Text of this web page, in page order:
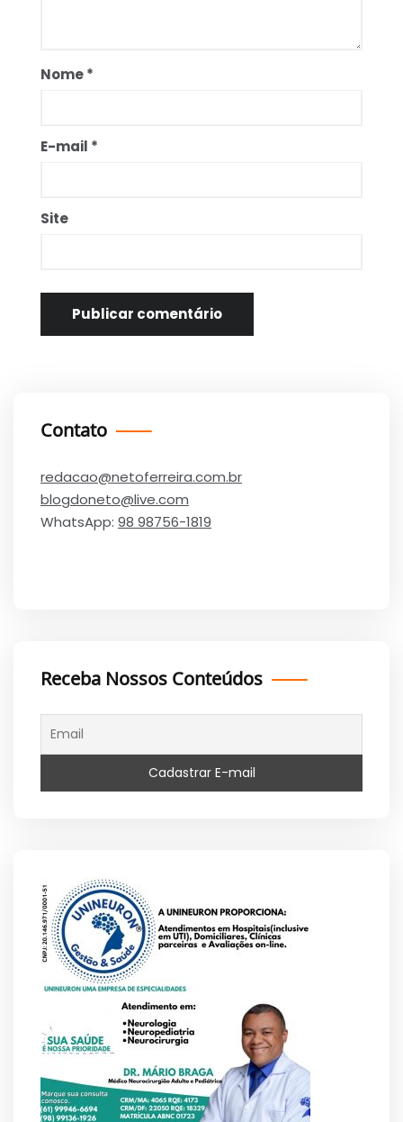
Nome*
E-mail *
Site
Contato
redacao@netoferreira.com.br
blogdoneto@live.com
WhatsApp: 98 98756-1819
Receba Nossos Conteúdos